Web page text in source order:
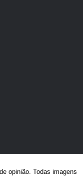
opinião. Todas imagens